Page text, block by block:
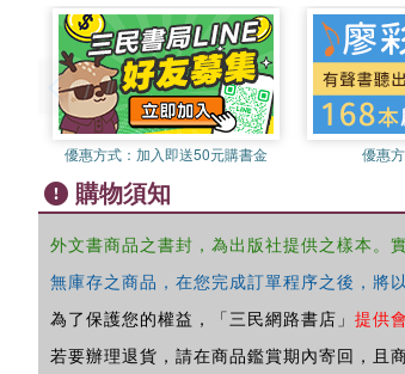
優惠方式： 加入即送50元購書金 優惠方
購物須知
外文書商品之書封，為出版社提供之樣本。
無庫存之商品，在您完成訂單程序之後，將
為了保護您的權益，「三民網路書店」 提供
若要辦理退貨，請在商品鑑賞期內寄回，且